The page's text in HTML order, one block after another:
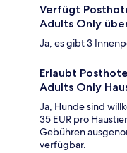
Verfügt
Adults Only
Ja, es gibt 3
Erlaubt
Adults Only
Ja, Hunde sind
35 EUR pro
Gebühren
verfügbar.